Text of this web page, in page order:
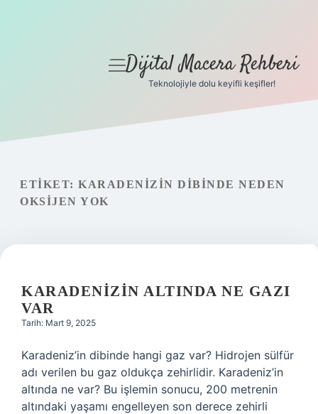
Gizlilik Politikası
Hakkımızda
menüyü
Dijital Macera Rehberi
Teknolojiyle dolu keyifli keşifler!
ETIKET: KARADENIZIN DIBINDE NEDEN
OKSIJEN YOK
KARADENIZIN ALTINDA NE GAZI
VAR
Tarih: Mart 9, 2025
Karadeniz’in dibinde hangi gaz var? Hidrojen sülfür
adı verilen bu gaz oldukça zehirlidir. Karadeniz’in
altında ne var? Bu işlemin sonucu, 200 metrenin
altındaki yaşamı engelleyen son derece zehirli